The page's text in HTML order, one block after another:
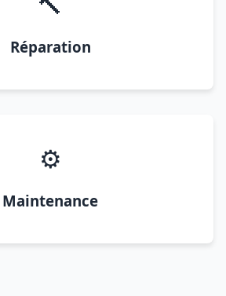
Réparation
⚙️
Maintenance